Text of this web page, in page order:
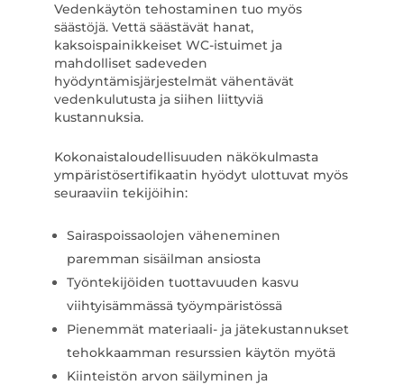
Vedenkäytön tehostaminen tuo myös
säästöjä. Vettä säästävät hanat,
kaksoispainikkeiset WC-istuimet ja
mahdolliset sadeveden
hyödyntämisjärjestelmät vähentävät
vedenkulutusta ja siihen liittyviä
kustannuksia.
Kokonaistaloudellisuuden näkökulmasta
ympäristösertifikaatin hyödyt ulottuvat myös
seuraaviin tekijöihin:
Sairaspoissaolojen väheneminen
paremman sisäilman ansiosta
Työntekijöiden tuottavuuden kasvu
viihtyisämmässä työympäristössä
Pienemmät materiaali- ja jätekustannukset
tehokkaamman resurssien käytön myötä
Kiinteistön arvon säilyminen ja